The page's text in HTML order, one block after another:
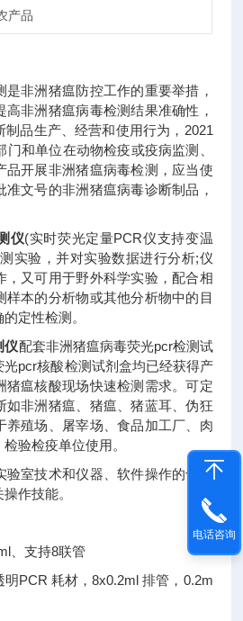
产品
非洲猪瘟防控工作的重要举措，
非洲猪瘟病毒检测结果准确性，
制品生产、经营和使用行为，2021
和单位在动物检疫或疫病监测、
品开展非洲猪瘟病毒检测，应当使
准文号的非洲猪瘟病毒诊断制品，
仪(实时荧光定量PCR仪支持变温
实验，并对实验数据进行分析;仪
，又可用于野外科学实验，配合相
样本的分析物或其他分析物中的目
定性检测。
仪配套非洲猪瘟病毒荧光pcr检测试
pcr核酸检测试剂盒均已经获得产
猪瘟核酸现场快速检测需求。可定
如非洲猪瘟、猪瘟、猪蓝耳、伪狂
养殖场、屠宰场、食品加工厂、肉
验检疫单位使用。
室技术和仪器、软件操作的专门
作技能。
支持8联管
PCR 耗材，8x0.2ml 排管，0.2m
电话咨询